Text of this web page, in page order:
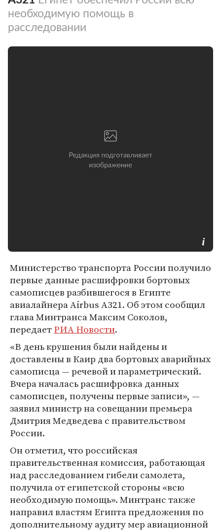
необходимую помощь в
расследовании
Министерство транспорта России получило
первые данные расшифровки бортовых
самописцев разбившегося в Египте
авиалайнера Airbus A321. Об этом сообщил
глава Минтранса Максим Соколов,
передаетРИА Новости.
«В день крушения были найдены и
доставлены в Каир два бортовых аварийных
самописца — речевой и параметрический.
Вчера началась расшифровка данных
самописцев, получены первые записи», —
заявил министр на совещании премьера
Дмитрия Медведева с правительством
России.
Он отметил, что российская
правительственная комиссия, работающая
над расследованием гибели самолета,
получила от египетской стороны «всю
необходимую помощь». Минтранс также
направил властям Египта предложения по
дополнительному аудиту мер авиационной